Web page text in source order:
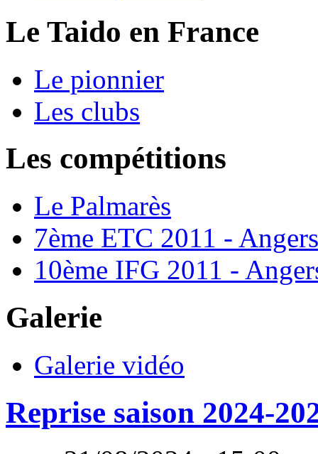
Le Taido en France
Le pionnier
Les clubs
Les compétitions
Le Palmarès
7ème ETC 2011 - Angers
10ème IFG 2011 -
Galerie
Galerie vidéo
Reprise saison 2024-